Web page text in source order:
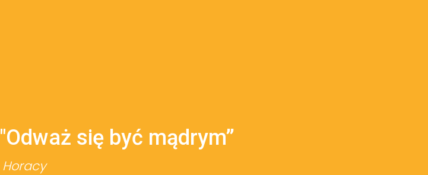
"Odważ się być mądrym”
Horacy